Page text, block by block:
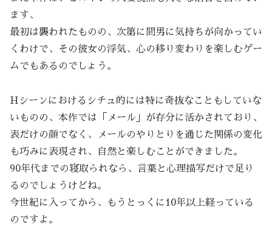
ます、
最初は襲われたものの、次第に間男に気持ちが向かってい
くわけで、その彼女の浮気、心の移り変わりを楽しむゲー
ムでもあるのでしょう。
Hシーンにおけるシチュ的には特に奇抜なこともしていな
いものの、本作では「メール」が存分に活かされており、
表だけの顔でなく、メールのやりとりを通じた関係の変化
も巧みに表現され、自然と楽しむことができました。
90年代までの寝取られなら、言葉と心理描写だけで足り
るのでしょうけどね。
今世紀に入ってから、もうとっくに10年以上経っている
のですよ。